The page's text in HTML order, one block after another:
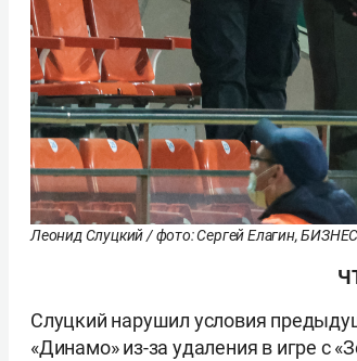
Леонид Слуцкий / фото: Сергей Елагин,
Слуцкий нарушил условия
«Динамо» из-за удаления в игре с